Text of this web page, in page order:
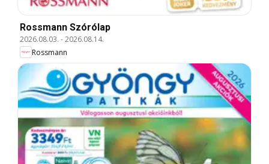
Rossmann Szórólap
2026.08.03. -2026.08.14.
Rossmann